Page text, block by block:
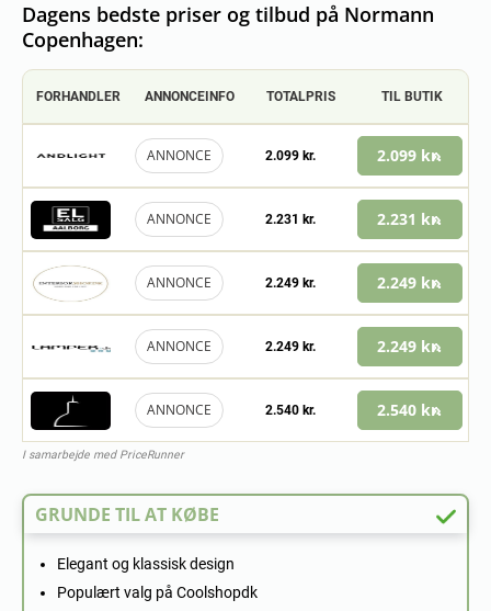
Dagens bedste priser og tilbud på Normann
Copenhagen:
FORHANDLER ANNONCEINFO TOTALPRIS TIL BUTIK
ANNONCE 2.099 kr. 2.099 kr.
ANNONCE 2.231 kr. 2.231 kr.
ANNONCE 2.249 kr. 2.249 kr.
ANNONCE 2.249 kr. 2.249 kr.
ANNONCE 2.540 kr. 2.540 kr.
I samarbejde med PriceRunner
GRUNDE TIL AT KØBE
Elegant og klassisk design
Populært valg på Coolshopdk